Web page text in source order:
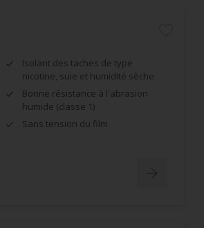
Isolant des taches de type
nicotine, suie et humidité sèche
Bonne résistance à l'abrasion
humide (classe 1)
Sans tension du film